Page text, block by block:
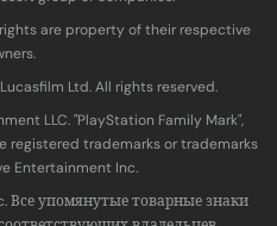
are property of their respective
Ltd. All rights reserved.
LLC. "PlayStation Family Mark",
registered trademarks or trademarks
Entertainment Inc.
Все упомянутые товарные знаки